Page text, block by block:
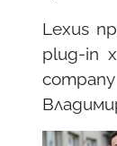
Lexus
plug-in